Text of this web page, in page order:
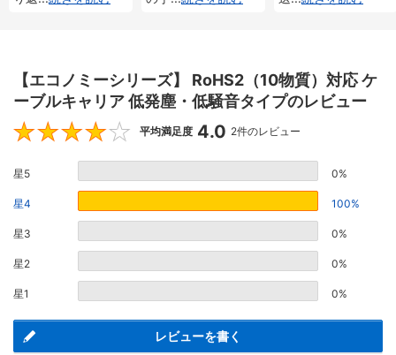
【エコノミーシリーズ】 RoHS2（10物質）対応 ケ
ーブルキャリア 低発塵・低騒音タイプのレビュー
4
平均満足度 4.0 2件のレビュー
星5 0%
星4 100%
星3 0%
星2 0%
星1 0%
レビューを書く